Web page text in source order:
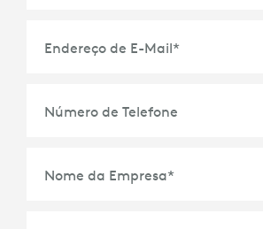
Endereço de E-Mail*
Número de Telefone
Nome da Empresa*